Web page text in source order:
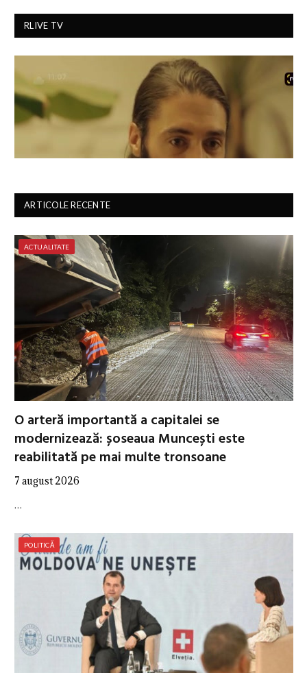
RLIVE TV
ARTICOLE RECENTE
ACTUALITATE
O arteră importantă a capitalei se
modernizează: șoseaua Muncești este
reabilitată pe mai multe tronsoane
7 august 2026
…
POLITICĂ